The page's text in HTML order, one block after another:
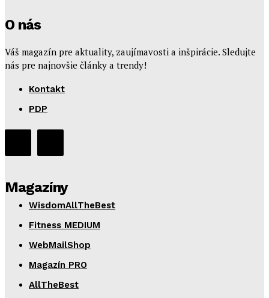
O nás
Váš magazín pre aktuality, zaujímavosti a inšpirácie. Sledujte
nás pre najnovšie články a trendy!
Kontakt
PDP
Magazíny
WisdomAllTheBest
Fitness MEDIUM
WebMailShop
Magazín PRO
AllTheBest